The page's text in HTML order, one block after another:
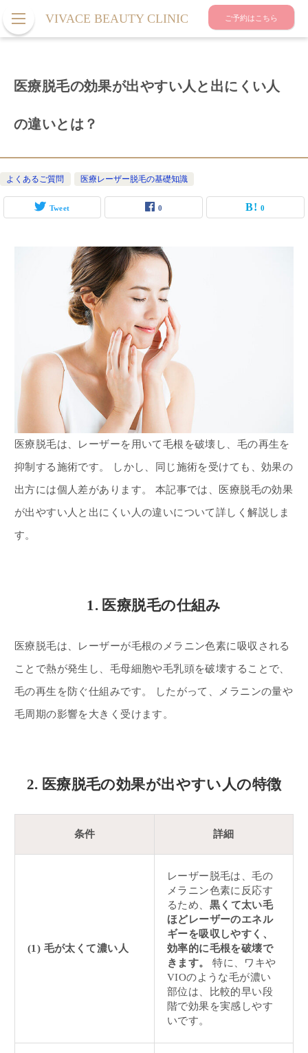
VIVACE BEAUTY CLINIC ご予約はこちら
医療脱毛の効果が出やすい人と出にくい人
の違いとは？
よくあるご質問 医療レーザー脱毛の基礎知識
Tweet 0 0
医療脱毛は、レーザーを用いて毛根を破壊し、毛の再生を
抑制する施術です。 しかし、同じ施術を受けても、効果の
出方には個人差があります。 本記事では、医療脱毛の効果
が出やすい人と出にくい人の違いについて詳しく解説しま
す。
1. 医療脱毛の仕組み
医療脱毛は、レーザーが毛根のメラニン色素に吸収される
ことで熱が発生し、毛母細胞や毛乳頭を破壊することで、
毛の再生を防ぐ仕組みです。 したがって、メラニンの量や
毛周期の影響を大きく受けます。
2. 医療脱毛の効果が出やすい人の特徴
条件 詳細
(1) 毛が太くて濃い人
レーザー脱毛は、毛の
メラニン色素に反応す
るため、 黒くて太い毛
ほどレーザーのエネル
ギーを吸収しやすく、
効率的に毛根を破壊で
きます。
特に、ワキや
VIOのような毛が濃い
部位は、比較的早い段
階で効果を実感しやす
いです。